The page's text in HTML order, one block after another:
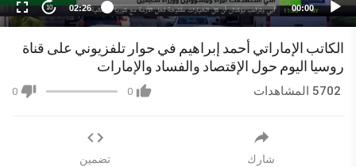
00:00
02:26
10
الكاتب الإماراتي أحمد إبراهيم في حوار تلفزيوني على قناة
روسيا اليوم حول الإقتصاد والفساد والإمارات
0
0
شارك تضمين